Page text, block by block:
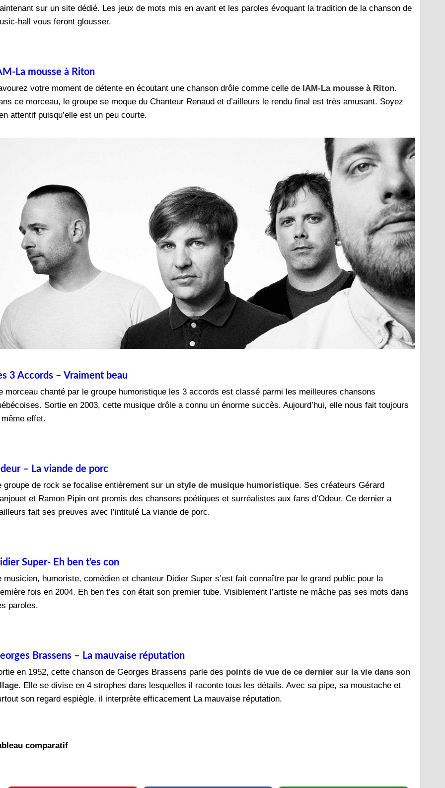
sur un site dédié. Les jeux de mots mis en avant et les paroles évoquant la tradition de la chanson de
hall vous feront glousser.
La mousse à Riton
votre moment de détente en écoutant une chanson drôle comme celle de IAM-La mousse à Riton.
ce morceau, le groupe se moque du Chanteur Renaud et d’ailleurs le rendu final est très amusant. Soyez
attentif puisqu’elle est un peu courte.
3 Accords – Vraiment beau
morceau chanté par le groupe humoristique les 3 accords est classé parmi les meilleures chansons
Sortie en 2003, cette musique drôle a connu un énorme succès. Aujourd’hui, elle nous fait toujours
même effet.
– La viande de porc
groupe de rock se focalise entièrement sur unstyle de musique humoristique. Ses créateurs Gérard
et Ramon Pipin ont promis des chansons poétiques et surréalistes aux fans d’Odeur. Ce dernier a
fait ses preuves avec l’intitulé La viande de porc.
Super- Eh ben t’es con
musicien, humoriste, comédien et chanteur Didier Super s’est fait connaître par le grand public pour la
fois en 2004. Eh ben t’es con était son premier tube. Visiblement l’artiste ne mâche pas ses mots dans
paroles.
Brassens – La mauvaise réputation
en 1952, cette chanson de Georges Brassens parle des points de vue de ce dernier sur la vie dans son
. Elle se divise en 4 strophes dans lesquelles il raconte tous les détails. Avec sa pipe, sa moustache et
son regard espiègle, il interprète efficacement La mauvaise réputation.
comparatif